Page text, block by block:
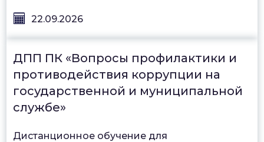
22.09.2026
ДПП ПК «Вопросы профилактики и
противодействия коррупции на
государственной и муниципальной
службе»
Дистанционное обучение для